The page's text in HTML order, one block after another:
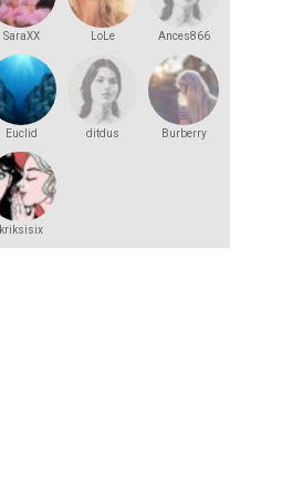
SaraXX LoLe Ances866
Euclid ditdus Burberry
kriksisix